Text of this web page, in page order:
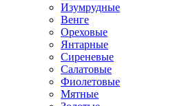
Изумрудные
Венге
Ореховые
Янтарные
Сиреневые
Салатовые
Фиолетовые
Мятные